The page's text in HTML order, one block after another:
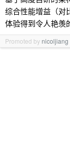
综合性能增益（对
体验得到令人艳羡
Promoted by nicoljiang